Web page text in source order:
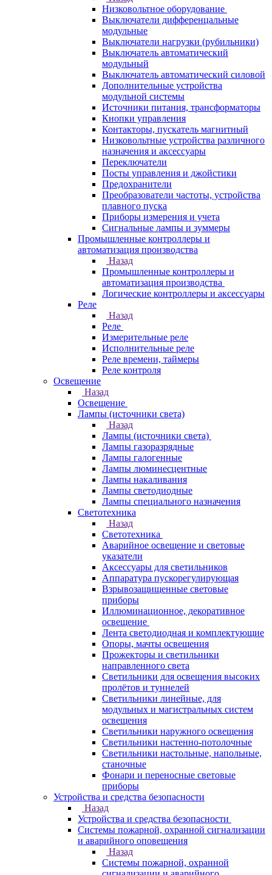
Низковольтное оборудование
Выключатели дифференцальные
модульные
Выключатели нагрузки (рубильники)
Выключатель автоматический
модульный
Выключатель автоматический силовой
Дополнительные устройства
модульной системы
Источники питания, трансформаторы
Кнопки управления
Контакторы, пускатель магнитный
Низковольтные устройства различного
назначения и аксессуары
Переключатели
Посты управления и джойстики
Предохранители
Преобразователи частоты, устройства
плавного пуска
Приборы измерения и учета
Сигнальные лампы и зуммеры
Промышленные контроллеры и
автоматизация производства
Назад
Промышленные контроллеры и
автоматизация производства
Логические контроллеры и аксессуары
Реле
Назад
Реле
Измерительные реле
Исполнительные реле
Реле времени, таймеры
Реле контроля
Освещение
Назад
Освещение
Лампы (источники света)
Назад
Лампы (источники света)
Лампы газоразрядные
Лампы галогенные
Лампы люминесцентные
Лампы накаливания
Лампы светодиодные
Лампы специального назначения
Светотехника
Назад
Светотехника
Аварийное освещение и световые
указатели
Аксессуары для светильников
Аппаратура пускорегулирующая
Взрывозащищенные световые
приборы
Иллюминационное, декоративное
освещение
Лента светодиодная и комплектующие
Опоры, мачты освещения
Прожекторы и светильники
направленного света
Светильники для освещения высоких
пролётов и туннелей
Светильники линейные, для
модульных и магистральных систем
освещения
Светильники наружного освещения
Светильники настенно-потолочные
Светильники настольные, напольные,
станочные
Фонари и переносные световые
приборы
Устройства и средства безопасности
Назад
Устройства и средства безопасности
Системы пожарной, охранной сигнализации
и аварийного оповещения
Назад
Системы пожарной, охранной